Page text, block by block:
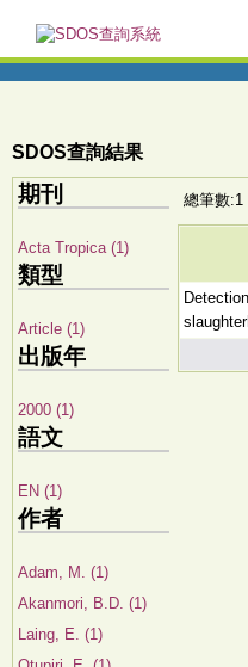
SDOS查詢結果
期刊
Acta Tropica (1)
類型
Article (1)
出版年
2000 (1)
語文
EN (1)
作者
Adam, M. (1)
Akanmori, B.D. (1)
Laing, E. (1)
總筆數:1